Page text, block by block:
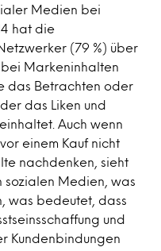
Medien bei
hat die
(79 %) über
Markeninhalten
das Betrachten oder
das Liken und
Auch wenn
einem Kauf nicht
nachdenken, sieht
sozialen Medien, was
was bedeutet, dass
und
Kundenbindungen